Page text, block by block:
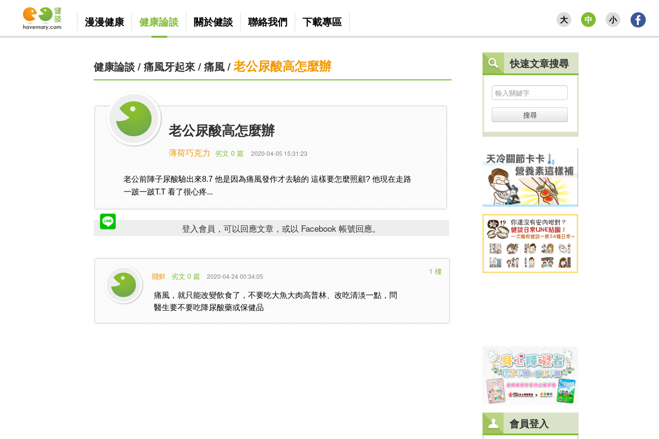
漫漫健康 健康論談 關於健談 聯絡我們 下載專區 大 中 小
健康論談/ 痛風牙起來/ 痛風/ 老公尿酸高怎麼辦
老公尿酸高怎麼辦
薄荷巧克力 劣文 0 篇 2020-04-05 15:31:23
老公前陣子尿酸驗出來8.7 他是因為痛風發作才去驗的 這樣要怎麼照顧? 他現在走路
一跛一跛T.T 看了很心疼...
登入會員，可以回應文章，或以 Facebook 帳號回應。
賤鮮 劣文 0 篇 2020-04-24 00:34:05
1 樓
痛風，就只能改變飲食了，不要吃大魚大肉高普林、改吃清淡一點，問
醫生要不要吃降尿酸藥或保健品
快速文章搜尋
搜尋
會員登入